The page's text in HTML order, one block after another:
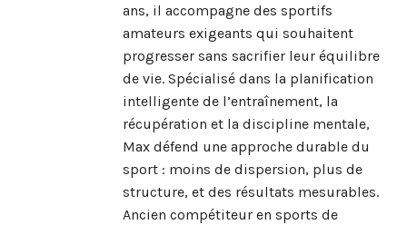
ans, il accompagne des sportifs
amateurs exigeants qui souhaitent
progresser sans sacrifier leur équilibre
de vie. Spécialisé dans la planification
intelligente de l’entraînement, la
récupération et la discipline mentale,
Max défend une approche durable du
sport : moins de dispersion, plus de
structure, et des résultats mesurables.
Ancien compétiteur en sports de